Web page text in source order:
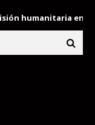
enviada a